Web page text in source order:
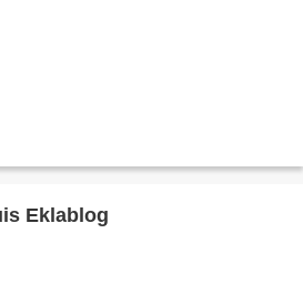
Article publié depuis Eklablog